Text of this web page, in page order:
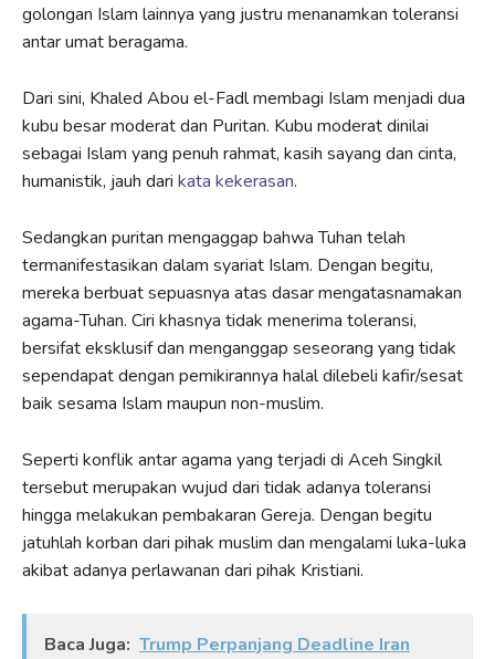
golongan Islam lainnya yang justru menanamkan toleransi
antar umat beragama.
Dari sini, Khaled Abou el-Fadl membagi Islam menjadi dua
kubu besar moderat dan Puritan. Kubu moderat dinilai
sebagai Islam yang penuh rahmat, kasih sayang dan cinta,
humanistik, jauh dari kata kekerasan.
Sedangkan puritan mengaggap bahwa Tuhan telah
termanifestasikan dalam syariat Islam. Dengan begitu,
mereka berbuat sepuasnya atas dasar mengatasnamakan
agama-Tuhan. Ciri khasnya tidak menerima toleransi,
bersifat eksklusif dan menganggap seseorang yang tidak
sependapat dengan pemikirannya halal dilebeli kafir/sesat
baik sesama Islam maupun non-muslim.
Seperti konflik antar agama yang terjadi di Aceh Singkil
tersebut merupakan wujud dari tidak adanya toleransi
hingga melakukan pembakaran Gereja. Dengan begitu
jatuhlah korban dari pihak muslim dan mengalami luka-luka
akibat adanya perlawanan dari pihak Kristiani.
Baca Juga: Trump Perpanjang Deadline Iran